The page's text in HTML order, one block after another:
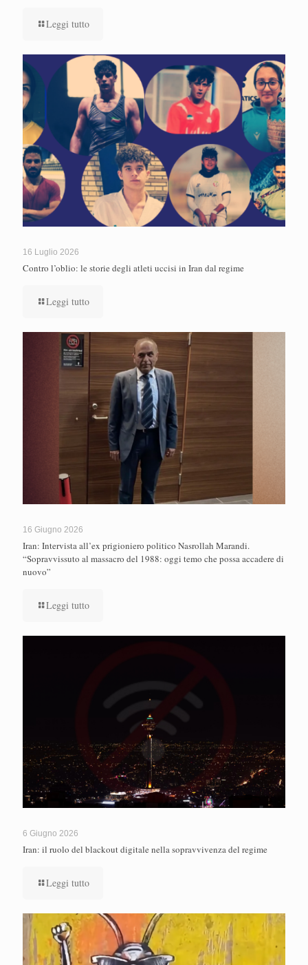
Leggi tutto
16 Luglio 2026
Contro l’oblio: le storie degli atleti uccisi in Iran dal regime
Leggi tutto
16 Giugno 2026
Iran: Intervista all’ex prigioniero politico Nasrollah Marandi.
“Sopravvissuto al massacro del 1988: oggi temo che possa accadere di
nuovo”
Leggi tutto
6 Giugno 2026
Iran: il ruolo del blackout digitale nella sopravvivenza del regime
Leggi tutto